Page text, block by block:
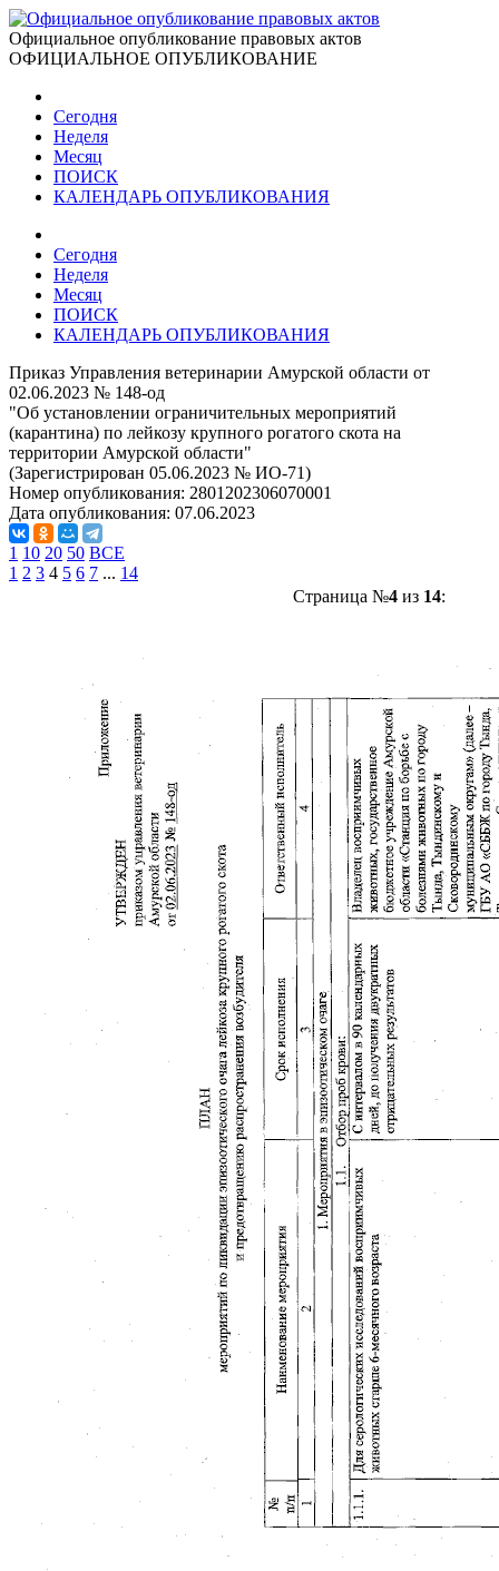
Официальное опубликование правовых актов
ОФИЦИАЛЬНОЕ ОПУБЛИКОВАНИЕ
Сегодня
Неделя
Месяц
ПОИСК
КАЛЕНДАРЬ ОПУБЛИКОВАНИЯ
Сегодня
Неделя
Месяц
ПОИСК
КАЛЕНДАРЬ ОПУБЛИКОВАНИЯ
Приказ Управления ветеринарии Амурской области от
02.06.2023 № 148-од
"Об установлении ограничительных мероприятий
(карантина) по лейкозу крупного рогатого скота на
территории Амурской области"
(Зарегистрирован 05.06.2023 № ИО-71)
Номер опубликования: 2801202306070001
Дата опубликования: 07.06.2023
1 10 20 50 ВСЕ
1 2 3 4 5 6 7 ... 14
Страница №4из 14: